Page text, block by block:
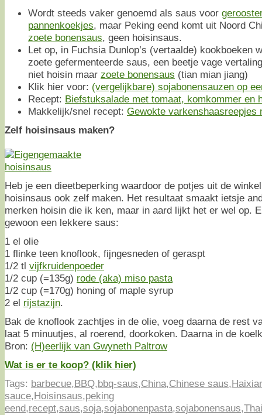
Wordt steeds vaker genoemd als saus voor
pannenkoekjes, maar Peking eend komt uit Noord
zoete bonensaus, geen hoisinsaus.
Let op, in Fuchsia Dunlop’s (vertaalde) kookboeken
zoete gefermenteerde saus, een beetje vage
niet hoisin maar zoete bonensaus (tian mian jiang)
Klik hier voor: (vergelijkbare) sojabonensauzen op
Recept: Biefstuksalade met tomaat, komkommer en
Makkelijk/snel recept: Gewokte varkenshaasreepjes
Zelf hoisinsaus maken?
Heb je een dieetbeperking waardoor de potjes uit de
hoisinsaus ook zelf maken. Het resultaat smaakt ietsje
merken hoisin die ik ken, maar in aard lijkt het er wel op.
gewoon een lekkere saus:
1 el olie
1 flinke teen knoflook, fijngesneden of geraspt
1/2 tl vijfkruidenpoeder
1/2 cup (=135g) rode (aka) miso pasta
1/2 cup (=170g) honing of maple syrup
2 el rijstazijn.
Bak de knoflook zachtjes in de olie, voeg daarna de rest
laat 5 minuutjes, al roerend, doorkoken. Daarna in de
Bron: (H)eerlijk van Gwyneth Paltrow
Wat is er te koop? (klik hier)
Tags: barbecue,BBQ,bbq-saus,China,Chinese saus,
sauce,Hoisinsaus,peking
eend,recept,saus,soja,sojabonenpasta,sojabonensaus,